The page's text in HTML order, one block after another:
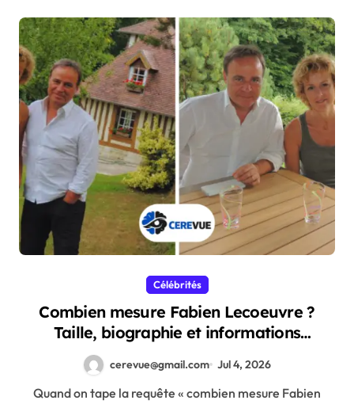
Célébrités
Combien mesure Fabien Lecoeuvre ?
Taille, biographie et informations
cerevue@gmail.com Jul 4, 2026
Quand on tape la requête « combien mesure Fabien